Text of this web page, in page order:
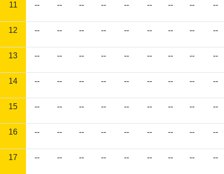
11 -- -- -- -- -- -- -- -- --
12 -- -- -- -- -- -- -- -- --
13 -- -- -- -- -- -- -- -- --
14 -- -- -- -- -- -- -- -- --
15 -- -- -- -- -- -- -- -- --
16 -- -- -- -- -- -- -- -- --
17 -- -- -- -- -- -- -- -- --